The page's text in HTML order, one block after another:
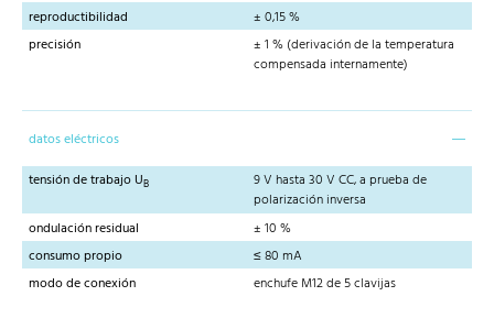
reproductibilidad
± 0,15 %
precisión
± 1 % (derivación de la temperatura
compensada internamente)
datos eléctricos
tensión de trabajo UB
9 V hasta 30 V CC, a prueba de
polarización inversa
ondulación residual
± 10 %
consumo propio
≤ 80 mA
modo de conexión
enchufe M12 de 5 clavijas